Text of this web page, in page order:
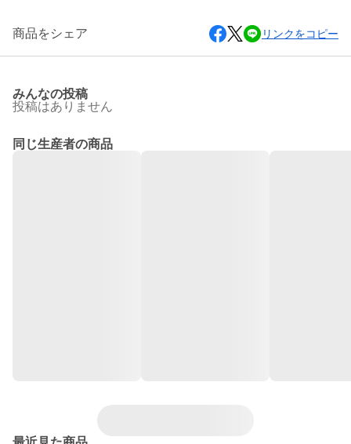
商品をシェア リンクをコピー
みんなの投稿
投稿はありません
同じ生産者の商品